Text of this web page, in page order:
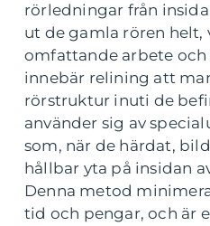
rörledningar från
ut de gamla rören
omfattande arbete och
innebär relining att
rörstruktur inuti de
använder sig av
som, när de härdat,
hållbar yta på insidan
Denna metod
tid och pengar, och är